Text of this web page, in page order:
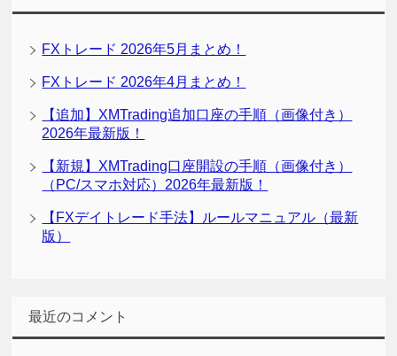
FXトレード 2026年5月まとめ！
FXトレード 2026年4月まとめ！
【追加】XMTrading追加口座の手順（画像付き）
2026年最新版！
【新規】XMTrading口座開設の手順（画像付き）
（PC/スマホ対応）2026年最新版！
【FXデイトレード手法】ルールマニュアル（最新
版）
最近のコメント